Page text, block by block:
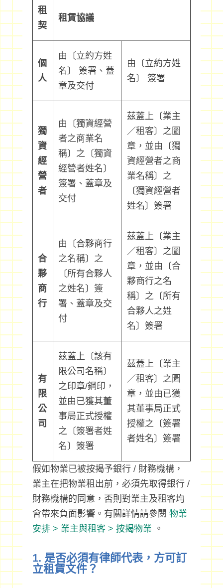
租
契
租賃協議
個
人
由〔立約方姓
名〕 簽署、蓋
章及交付
由〔立約方姓
名〕 簽署
獨
資
經
營
者
由〔獨資經營
者之商業名
稱〕之〔獨資
經營者姓名〕
簽署、蓋章及
交付
茲蓋上〔業主
／租客〕之圖
章，並由〔獨
資經營者之商
業名稱〕之
〔獨資經營者
姓名〕簽署
合
夥
商
行
由〔合夥商行
之名稱〕之
〔所有合夥人
之姓名〕簽
署、蓋章及交
付
茲蓋上〔業主
／租客〕之圖
章，並由〔合
夥商行之名
稱〕之〔所有
合夥人之姓
名〕簽署
有
限
公
司
茲蓋上〔該有
限公司名稱〕
之印章/鋼印，
並由已獲其董
事局正式授權
之〔簽署者姓
名〕簽署
茲蓋上〔業主
／租客〕之圖
章，並由已獲
其董事局正式
授權之〔簽署
者姓名〕簽署
假如物業已被按揭予銀行 / 財務機構，
業主在把物業租出前，必須先取得銀行 /
財務機構的同意，否則對業主及租客均
會帶來負面影響。有關詳情請參閱 物業
安排 > 業主與租客 > 按揭物業 。
1. 是否必須有律師代表，方可訂
立租賃文件？